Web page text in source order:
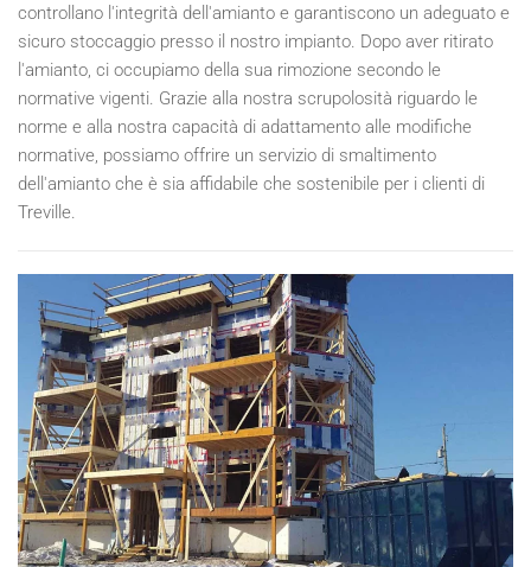
controllano l'integrità dell'amianto e garantiscono un adeguato e
sicuro stoccaggio presso il nostro impianto. Dopo aver ritirato
l'amianto, ci occupiamo della sua rimozione secondo le
normative vigenti. Grazie alla nostra scrupolosità riguardo le
norme e alla nostra capacità di adattamento alle modifiche
normative, possiamo offrire un servizio di smaltimento
dell'amianto che è sia affidabile che sostenibile per i clienti di
Treville.